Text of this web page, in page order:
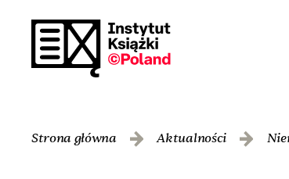
Strona główna Aktualności